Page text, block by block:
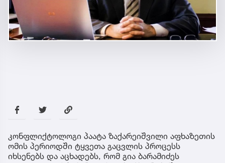
კონფლიქტოლოგი პაატა ზაქარეიშვილი აფხაზეთის
ომის პერიოდში ტყვეთა გაცვლის პროცესს
იხსენებს და აცხადებს, რომ გია ბარამიძეს